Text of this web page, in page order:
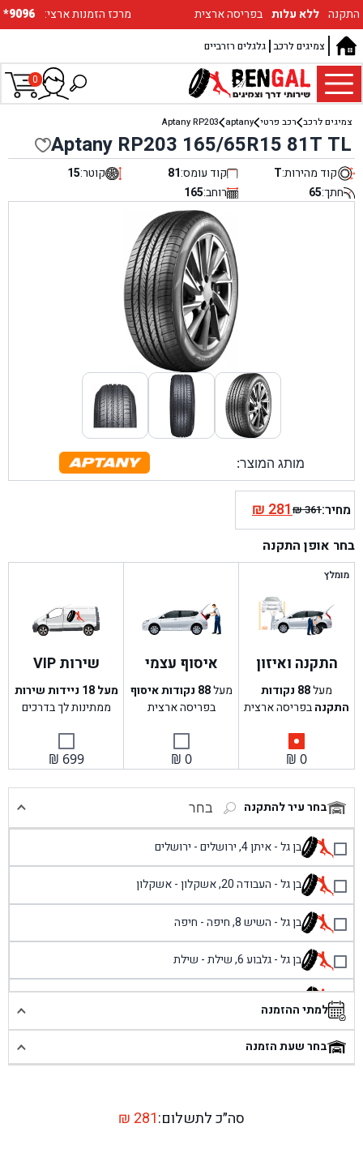
*9096 :מרכז הזמנות ארצי התקנה ללא עלות בפריסה ארצית
גלגלים רזרביים צמיגים לרכב
0
צמיגים לרכב רכב פרטי aptany
Aptany RP203
Aptany RP203 165/65R15 81T TL
קוד מהירות:T קוד עומס:81 קוטר:15
חתך:65 רוחב:165
מותג המוצר:
מחיר: ₪361
המחיר
המקורי
היה:
₪281המחיר
הנוכחי
הוא:
בחר אופן התקנה
מומלץ
התקנה ואיזון
מעל88 נקודות
התקנהבפריסה ארצית
₪ 0
איסוף עצמי
מעל88 נקודות איסוף
בפריסה ארצית
₪ 0
שירות VIP
מעל 18 ניידות שירות
ממתינות לך בדרכים
₪ 699
בחר עיר להתקנה בחר
בן גל - איתן 4, ירושלים - ירושלים
בן גל - העבודה 20, אשקלון - אשקלון
בן גל - השיש 8, חיפה - חיפה
בן גל - גלבוע 6, שילת - שילת
בן גל - פוריידיס, כניסה צפונית מול כביש 4 - פרדיס
בן גל - שכונת אזור תעשייה זעירה, עיילבון - עיילבון
בן גל - דרך השבעה 20, אזור - אזור
למתי ההזמנה
בחר שעת הזמנה
סה״כ לתשלום: ₪ 281